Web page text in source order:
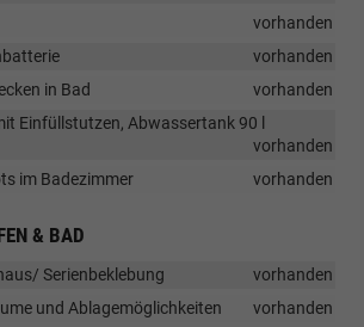
vorhanden
vorhanden
in Bad
vorhanden
Einfüllstutzen, Abwassertank 90 l
vorhanden
im Badezimmer
vorhanden
& BAD
Serienbeklebung
vorhanden
und Ablagemöglichkeiten
vorhanden